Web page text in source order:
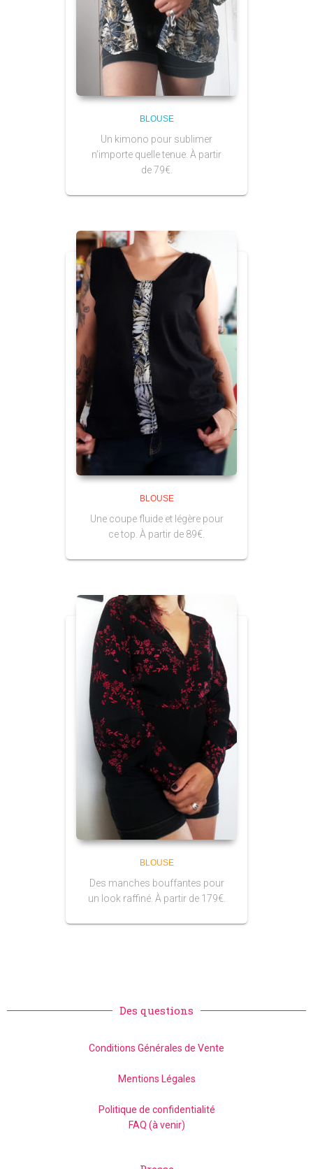
BLOUSE
Un kimono pour sublimer
n’importe quelle tenue. À partir
de 79€.
BLOUSE
Une coupe fluide et légère pour
ce top. À partir de 89€.
BLOUSE
Des manches bouffantes pour
un look raffiné. À partir de 179€.
Des questions
Conditions Générales de Vente
Mentions Légales
Politique de confidentialité
FAQ (à venir)